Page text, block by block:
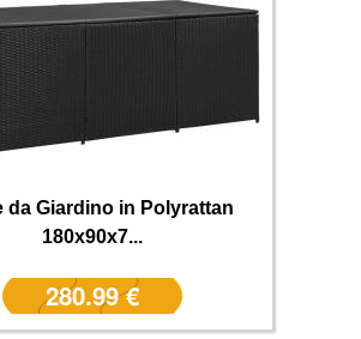
da Giardino in Polyrattan
180x90x7...
280.99 €